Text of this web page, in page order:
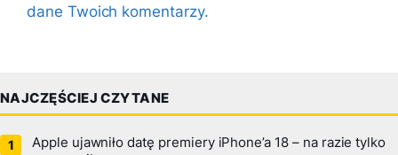
dane Twoich komentarzy.
NAJCZĘŚCIEJ CZYTANE
Apple ujawniło datę premiery iPhone’a 18 – na razie tylko